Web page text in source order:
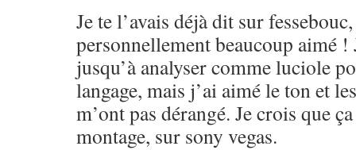
Je te l’avais déjà dit sur
personnellement beaucoup aimé !
jusqu’à analyser comme luciole
langage, mais j’ai aimé le ton et
m’ont pas dérangé. Je crois que
montage, sur sony vegas.